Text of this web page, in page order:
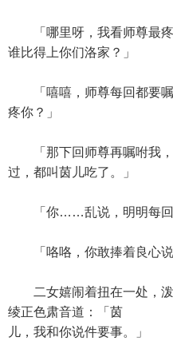
「哪里呀，我看师尊最疼
谁比得上你们洛家？」
「嘻嘻，师尊每回都要嘱
疼你？」
「那下回师尊再嘱咐我，
过，都叫茵儿吃了。」
「你……乱说，明明每回
「咯咯，你敢捧着良心说
二女嬉闹着扭在一处，泼
绫正色肃音道：「茵
儿，我和你说件要事。」